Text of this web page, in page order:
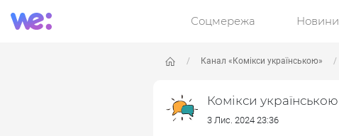
Соцмережа Новини
Канал «Комікси українською»
Комікси українською
3 Лис. 2024 23:36